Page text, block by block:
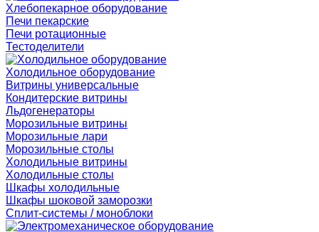
Хлебопекарное оборудование
Печи пекарские
Печи ротационные
Тестоделители
Холодильное оборудование
Витрины универсальные
Кондитерские витрины
Льдогенераторы
Морозильные витрины
Морозильные лари
Морозильные столы
Холодильные витрины
Холодильные столы
Шкафы холодильные
Шкафы шоковой заморозки
Сплит-системы / моноблоки